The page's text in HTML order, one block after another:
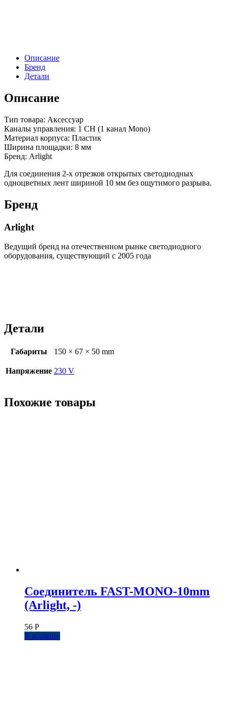
Описание
Бренд
Детали
Описание
Тип товара: Аксессуар
Каналы управления: 1 CH (1 канал Mono)
Материал корпуса: Пластик
Ширина площадки: 8 мм
Бренд: Arlight
Для соединения 2-х отрезков открытых светодиодных
одноцветных лент шириной 10 мм без ощутимого разрыва.
Бренд
Arlight
Ведущий бренд на отечественном рынке светодиодного
оборудования, существующий с 2005 года
Детали
Габариты 150 × 67 × 50 mm
Напряжение 230 V
Похожие товары
Соединитель FAST-MONO-10mm
(Arlight, -)
56 Р
В корзину